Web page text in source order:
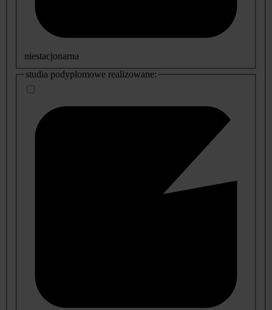
niestacjonarna
studia podyplomowe realizowane: